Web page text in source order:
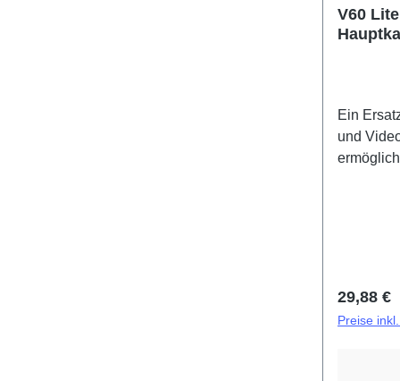
V60
Ein
und
29,88 €
Preise